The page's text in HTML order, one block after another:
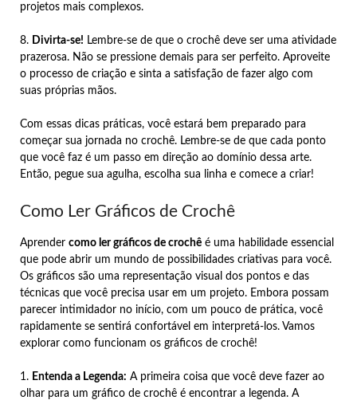
projetos mais complexos.
8. Divirta-se! Lembre-se de que o crochê deve ser uma atividade
prazerosa. Não se pressione demais para ser perfeito. Aproveite
o processo de criação e sinta a satisfação de fazer algo com
suas próprias mãos.
Com essas dicas práticas, você estará bem preparado para
começar sua jornada no crochê. Lembre-se de que cada ponto
que você faz é um passo em direção ao domínio dessa arte.
Então, pegue sua agulha, escolha sua linha e comece a criar!
Como Ler Gráficos de Crochê
Aprender como ler gráficos de crochê é uma habilidade essencial
que pode abrir um mundo de possibilidades criativas para você.
Os gráficos são uma representação visual dos pontos e das
técnicas que você precisa usar em um projeto. Embora possam
parecer intimidador no início, com um pouco de prática, você
rapidamente se sentirá confortável em interpretá-los. Vamos
explorar como funcionam os gráficos de crochê!
1. Entenda a Legenda: A primeira coisa que você deve fazer ao
olhar para um gráfico de crochê é encontrar a legenda. A